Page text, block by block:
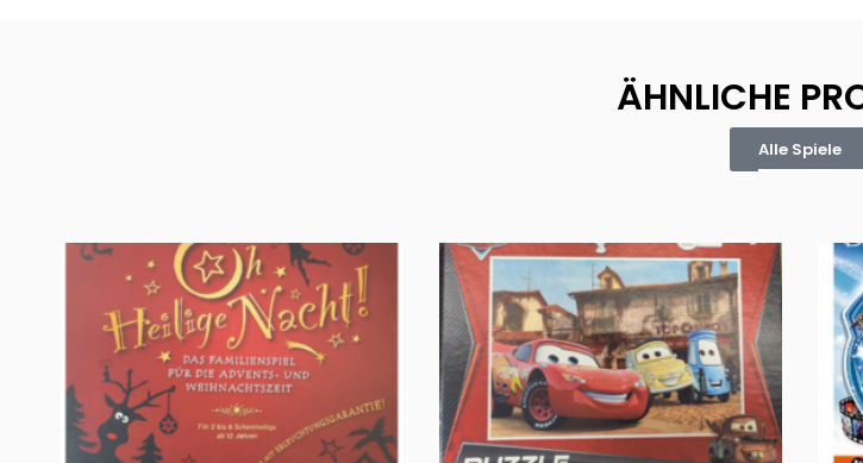
ÄHNLICHE
Alle Spiele